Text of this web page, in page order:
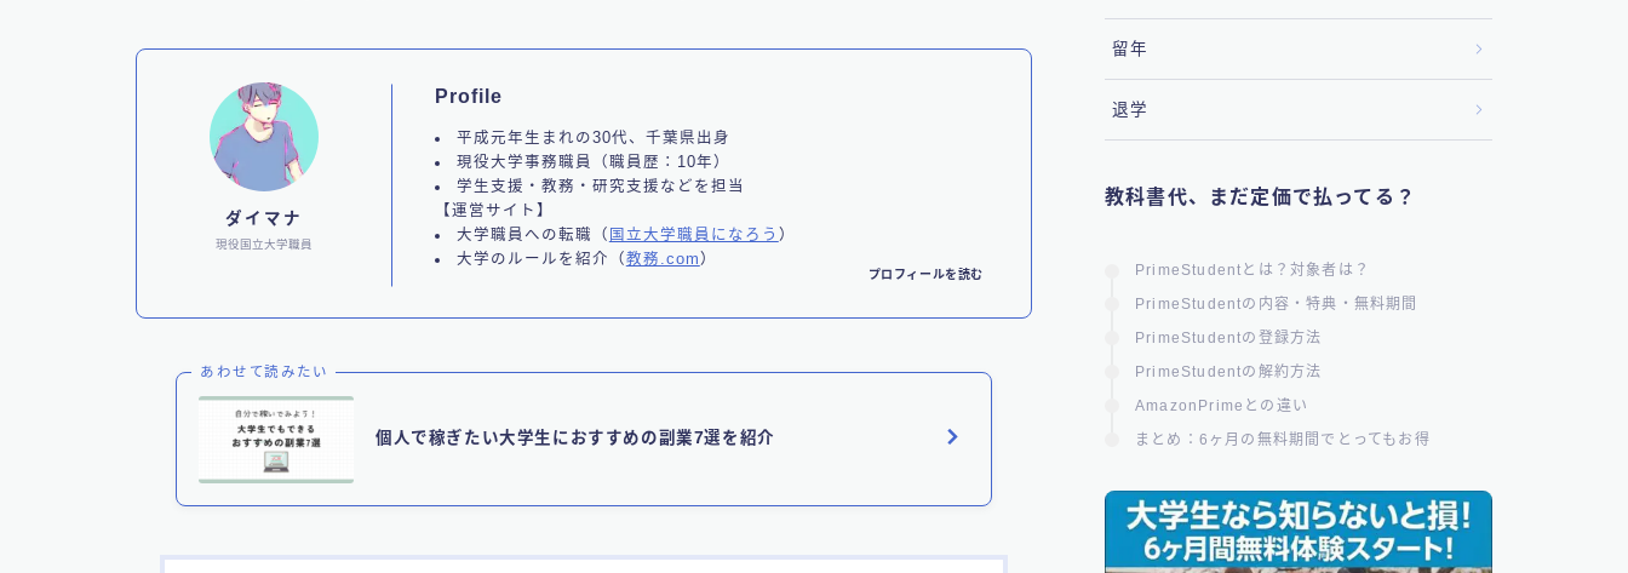
ダイマナ
現役国立大学職員
Profile
平成元年生まれの30代、千葉県出身
現役大学事務職員（職員歴：10年）
学生支援・教務・研究支援などを担当
【運営サイト】
大学職員への転職（ 国立大学職員になろう ）
大学のルールを紹介（教務.com ）
プロフィールを読む
あわせて読みたい
個人で稼ぎたい大学生におすすめの副業7選を紹介
留年
退学
教科書代、まだ定価で払ってる？
PrimeStudentとは？対象者は？
PrimeStudentの内容・特典・無料期間
PrimeStudentの登録方法
PrimeStudentの解約方法
AmazonPrimeとの違い
まとめ：6ヶ月の無料期間でとってもお得